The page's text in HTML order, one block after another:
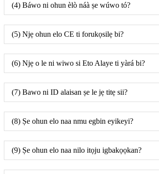
(4) Báwo ni ohun èlò náà ṣe wúwo tó?
(5) Njẹ ohun elo CE ti forukọsilẹ bi?
(6) Njẹ o le ni wiwo si Eto Alaye ti yàrá bi?
(7) Bawo ni ID alaisan ṣe le jẹ titẹ sii?
(8) Ṣe ohun elo naa nmu egbin eyikeyi?
(9) Ṣe ohun elo naa nilo itọju igbakọọkan?